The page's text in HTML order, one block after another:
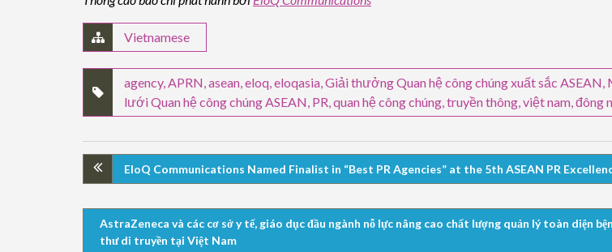
Vietnamese
agency,APRN,asean,eloq,eloqasia,Giải thưởng Quan hệ công chúng xuất sắc ASEAN,
lưới Quan hệ công chúng ASEAN, PR,quan hệ công chúng,truyền thông,việt nam,đông
EloQ Communications Named Finalist in “Best PR Agencies” at the 5th ASEAN PR
AstraZeneca và các cơ sở y tế, giáo dục đầu ngành nỗ lực nâng cao chất lượng quản lý toàn diện
thư di truyền tại Việt Nam